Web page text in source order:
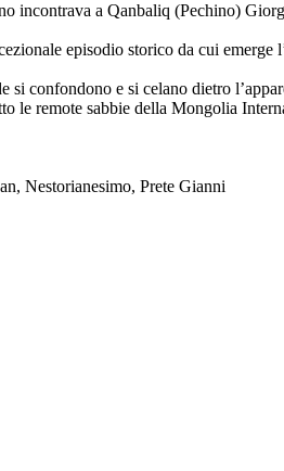
incontrava a Qanbaliq (Pechino)
episodio storico da cui
confondono e si celano dietro
le remote sabbie della Mongolia
Nestorianesimo, Prete Gianni